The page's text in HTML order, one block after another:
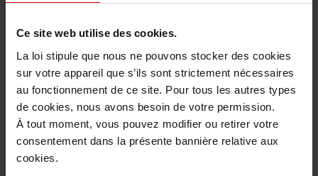
Ce site web utilise des cookies.
La loi stipule que nous ne pouvons stocker des cookies
sur votre appareil que s’ils sont strictement nécessaires
au fonctionnement de ce site. Pour tous les autres types
de cookies, nous avons besoin de votre permission.
À tout moment, vous pouvez modifier ou retirer votre
consentement dans la présente bannière relative aux
cookies.
Livraison
Cet article n'est plus disponible pour le moment
Etre prévenu de la disponibilité
Livraison gratuite à partir de 50€